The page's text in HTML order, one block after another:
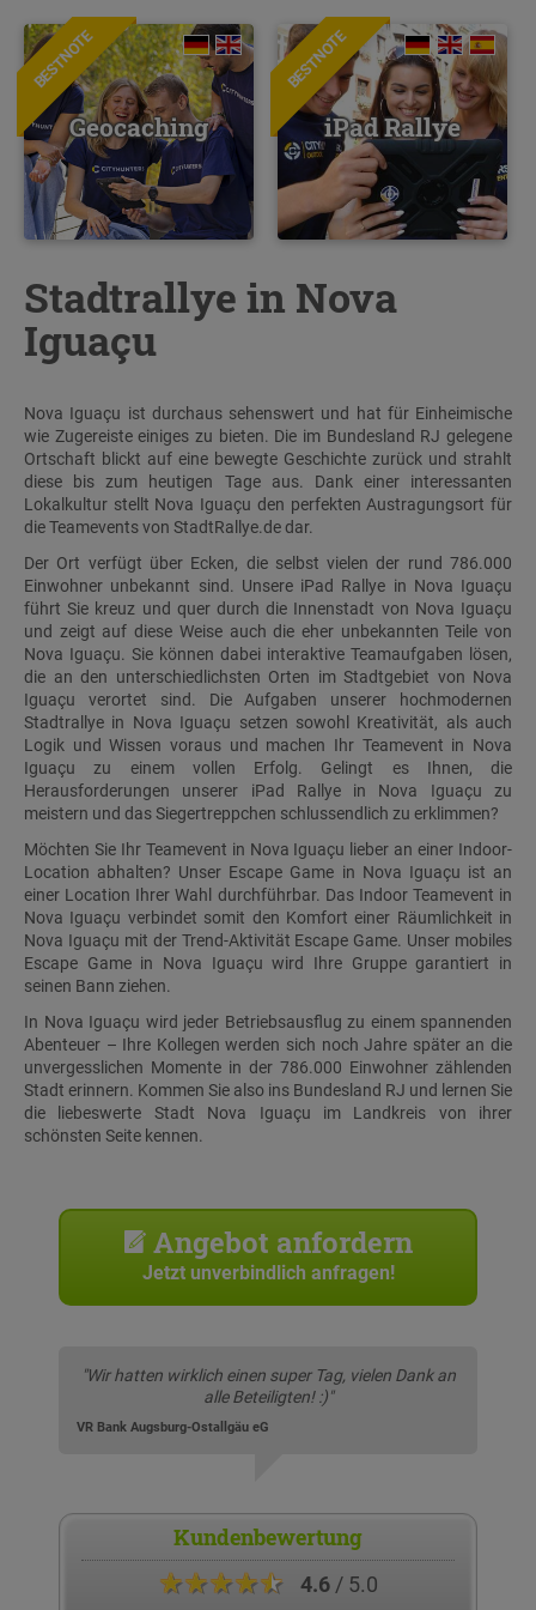
BESTNOTE
Geocaching
BESTNOTE
iPad Rallye
Stadtrallye in Nova
Iguaçu
Nova Iguaçu ist durchaus sehenswert und hat für Einheimische
wie Zugereiste einiges zu bieten. Die im Bundesland RJ gelegene
Ortschaft blickt auf eine bewegte Geschichte zurück und strahlt
diese bis zum heutigen Tage aus. Dank einer interessanten
Lokalkultur stellt Nova Iguaçu den perfekten Austragungsort für
die Teamevents von StadtRallye.de dar.
Der Ort verfügt über Ecken, die selbst vielen der rund 786.000
Einwohner unbekannt sind. Unsere iPad Rallye in Nova Iguaçu
führt Sie kreuz und quer durch die Innenstadt von Nova Iguaçu
und zeigt auf diese Weise auch die eher unbekannten Teile von
Nova Iguaçu. Sie können dabei interaktive Teamaufgaben lösen,
die an den unterschiedlichsten Orten im Stadtgebiet von Nova
Iguaçu verortet sind. Die Aufgaben unserer hochmodernen
Stadtrallye in Nova Iguaçu setzen sowohl Kreativität, als auch
Logik und Wissen voraus und machen Ihr Teamevent in Nova
Iguaçu zu einem vollen Erfolg. Gelingt es Ihnen, die
Herausforderungen unserer iPad Rallye in Nova Iguaçu zu
meistern und das Siegertreppchen schlussendlich zu erklimmen?
Möchten Sie Ihr Teamevent in Nova Iguaçu lieber an einer Indoor-
Location abhalten? Unser Escape Game in Nova Iguaçu ist an
einer Location Ihrer Wahl durchführbar. Das Indoor Teamevent in
Nova Iguaçu verbindet somit den Komfort einer Räumlichkeit in
Nova Iguaçu mit der Trend-Aktivität Escape Game. Unser mobiles
Escape Game in Nova Iguaçu wird Ihre Gruppe garantiert in
seinen Bann ziehen.
In Nova Iguaçu wird jeder Betriebsausflug zu einem spannenden
Abenteuer – Ihre Kollegen werden sich noch Jahre später an die
unvergesslichen Momente in der 786.000 Einwohner zählenden
Stadt erinnern. Kommen Sie also ins Bundesland RJ und lernen Sie
die liebeswerte Stadt Nova Iguaçu im Landkreis von ihrer
schönsten Seite kennen.
Angebot anfordern
Jetzt unverbindlich anfragen!
"Wir hatten wirklich einen super Tag, vielen Dank an
alle Beteiligten! :)"
VR Bank Augsburg-Ostallgäu eG
Kundenbewertung
★★★★★ 4.6/ 5.0